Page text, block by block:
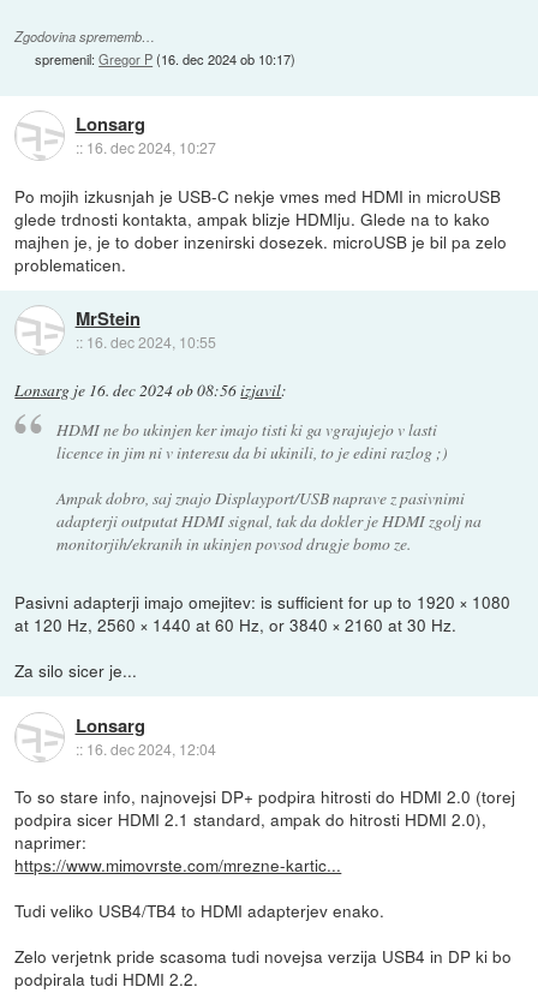
Zgodovina sprememb…
spremenil:Gregor P(16. dec 2024 ob 10:17)
Lonsarg
:: 16. dec 2024, 10:27
Po mojih izkusnjah je USB-C nekje vmes med HDMI in microUSB
glede trdnosti kontakta, ampak blizje HDMIju. Glede na to kako
majhen je, je to dober inzenirski dosezek. microUSB je bil pa zelo
problematicen.
MrStein
:: 16. dec 2024, 10:55
Lonsarg je 16. dec 2024 ob 08:56izjavil:
HDMI ne bo ukinjen ker imajo tisti ki ga vgrajujejo v lasti
licence in jim ni v interesu da bi ukinili, to je edini razlog ;)
Ampak dobro, saj znajo Displayport/USB naprave z pasivnimi
adapterji outputat HDMI signal, tak da dokler je HDMI zgolj na
monitorjih/ekranih in ukinjen povsod drugje bomo ze.
Pasivni adapterji imajo omejitev: is sufficient for up to 1920 × 1080
at 120 Hz, 2560 × 1440 at 60 Hz, or 3840 × 2160 at 30 Hz.
Za silo sicer je...
Lonsarg
:: 16. dec 2024, 12:04
To so stare info, najnovejsi DP+ podpira hitrosti do HDMI 2.0 (torej
podpira sicer HDMI 2.1 standard, ampak do hitrosti HDMI 2.0),
naprimer:
https://www.mimovrste.com/mrezne-kartic...
Tudi veliko USB4/TB4 to HDMI adapterjev enako.
Zelo verjetnk pride scasoma tudi novejsa verzija USB4 in DP ki bo
podpirala tudi HDMI 2.2.